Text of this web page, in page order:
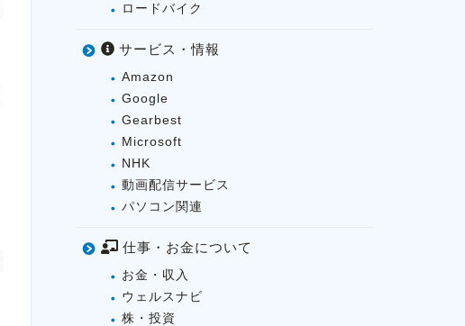
ロードバイク
サービス・情報
Amazon
Google
Gearbest
Microsoft
NHK
動画配信サービス
パソコン関連
仕事・お金について
お金・収入
ウェルスナビ
株・投資